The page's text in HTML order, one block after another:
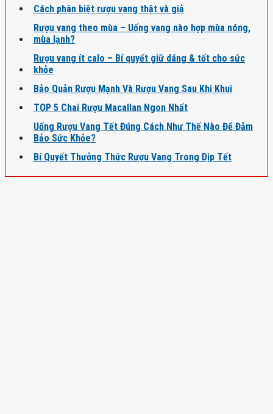
Cách phân biệt rượu vang thật và giả
Rượu vang theo mùa – Uống vang nào hợp mùa nóng,
mùa lạnh?
Rượu vang ít calo – Bí quyết giữ dáng & tốt cho sức
khỏe
Bảo Quản Rượu Mạnh Và Rượu Vang Sau Khi Khui
TOP 5 Chai Rượu Macallan Ngon Nhất
Uống Rượu Vang Tết Đúng Cách Như Thế Nào Để Đảm
Bảo Sức Khỏe?
Bí Quyết Thưởng Thức Rượu Vang Trong Dịp Tết